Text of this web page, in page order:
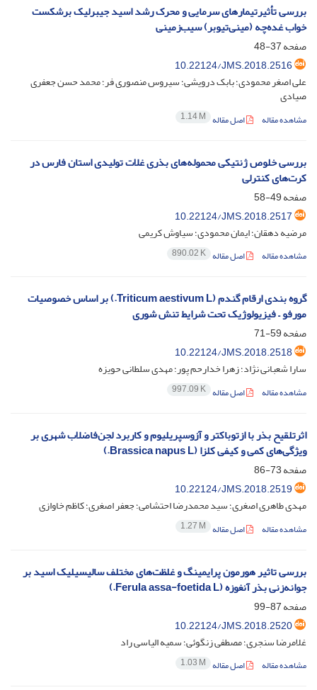
بررسی تأثیرتیمارهای سرمایی و محرک رشد اسید جیبرلیک برشکست
خواب غده‌چه (مینی‌تیوبر) سیب‌زمینی
صفحه37-48
10.22124/JMS.2018.2516
علی اصغر محمودی؛ بابک درویشی؛ سیروس منصوری فر؛ محمد حسن جعفری
صیادی
مشاهده مقاله اصل مقاله 1.14 M
بررسی خلوص ژنتیکی محموله‌های بذری غلات تولیدی استان فارس در
کرت‌های کنترلی
صفحه49-58
10.22124/JMS.2018.2517
مرضیه دهقان؛ ایمان محمودی؛ سیاوش کریمی
مشاهده مقاله اصل مقاله 890.02 K
گروه ‏بندی ارقام گندم (Triticum aestivum L.) بر اساس خصوصیات
مورفو – فیزیولوژیک تحت شرایط تنش شوری
صفحه59-71
10.22124/JMS.2018.2518
سارا شعبانی نژاد؛ زهرا خدارحم پور؛ مهدی سلطانی حویزه
مشاهده مقاله اصل مقاله 997.09 K
اثرتلقیح بذر با ازتوباکتر و آزوسپریلیوم و کاربرد لجن‌فاضلاب شهری بر
ویژگی‌‌های کمی و کیفی کلزا (Brassica napus L.)
صفحه73-86
10.22124/JMS.2018.2519
مهدی طاهری اصغری؛ سید محمدرضا احتشامی؛ جعفر اصغری؛ کاظم خاوازی
مشاهده مقاله اصل مقاله 1.27 M
بررسی تاثیر هورمون پرایمینگ و غلظت‌های مختلف سالیسیلیک اسید بر
جوانه‌زنی بذر آنغوزه (Ferula assa-foetida L.)
صفحه87-99
10.22124/JMS.2018.2520
غلامرضا سنجری؛ مصطفی زنگوئی؛ سمیه الیاسی راد
مشاهده مقاله اصل مقاله 1.03 M